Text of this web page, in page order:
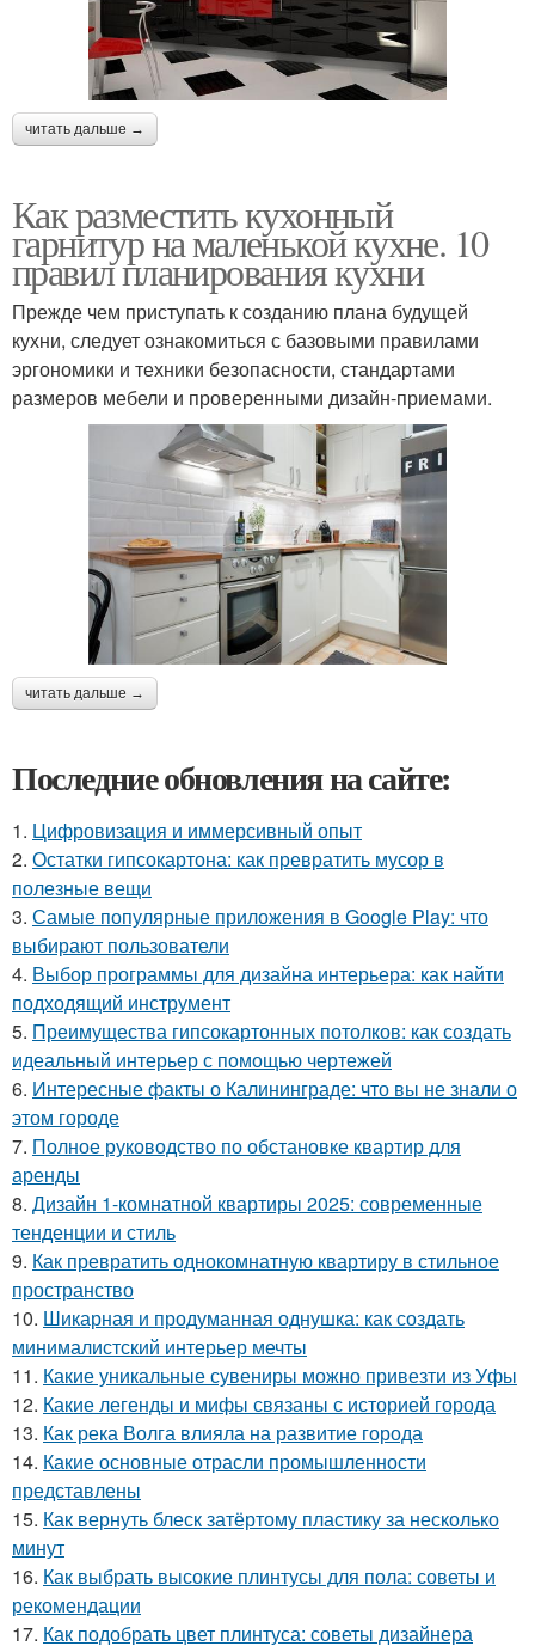
читать дальше →
Как разместить кухонный
гарнитур на маленькой кухне. 10
правил планирования кухни
Прежде чем приступать к созданию плана будущей
кухни, следует ознакомиться с базовыми правилами
эргономики и техники безопасности, стандартами
размеров мебели и проверенными дизайн-приемами.
читать дальше →
Последние обновления на сайте:
1. Цифровизация и иммерсивный опыт
2. Остатки гипсокартона: как превратить мусор в
полезные вещи
3. Самые популярные приложения в Google Play: что
выбирают пользователи
4. Выбор программы для дизайна интерьера: как найти
подходящий инструмент
5. Преимущества гипсокартонных потолков: как создать
идеальный интерьер с помощью чертежей
6. Интересные факты о Калининграде: что вы не знали о
этом городе
7. Полное руководство по обстановке квартир для
аренды
8. Дизайн 1-комнатной квартиры 2025: современные
тенденции и стиль
9. Как превратить однокомнатную квартиру в стильное
пространство
10. Шикарная и продуманная однушка: как создать
минималистский интерьер мечты
11. Какие уникальные сувениры можно привезти из Уфы
12. Какие легенды и мифы связаны с историей города
13. Как река Волга влияла на развитие города
14. Какие основные отрасли промышленности
представлены
15. Как вернуть блеск затёртому пластику за несколько
минут
16. Как выбрать высокие плинтусы для пола: советы и
рекомендации
17. Как подобрать цвет плинтуса: советы дизайнера